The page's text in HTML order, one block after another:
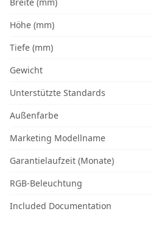
Höhe (mm)
Tiefe (mm)
Gewicht
Unterstützte Standards
Außenfarbe
Marketing Modellname
Garantielaufzeit (Monate)
RGB-Beleuchtung
Included Documentation